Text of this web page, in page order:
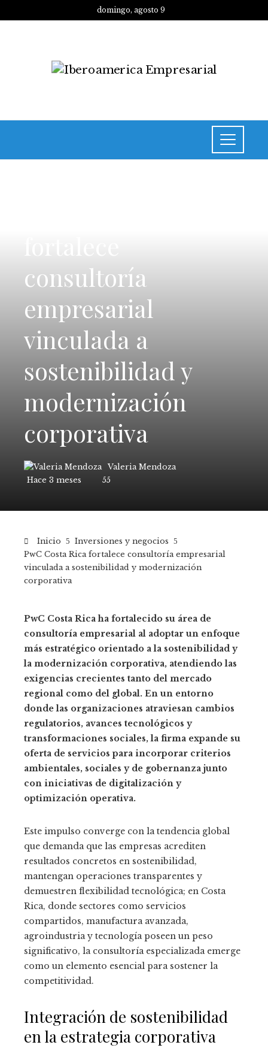
domingo, agosto 9
consultoría
empresarial
vinculada a
sostenibilidad y
modernización
corporativa
Valeria Mendoza
Hace 3 meses
55
Inicio
Inversiones y negocios
PwC Costa Rica fortalece consultoría empresarial
vinculada a sostenibilidad y modernización
corporativa
PwC Costa Rica ha fortalecido su área de
consultoría empresarial al adoptar un enfoque
más estratégico orientado a la sostenibilidad y
la modernización corporativa, atendiendo las
exigencias crecientes tanto del mercado
regional como del global. En un entorno
donde las organizaciones atraviesan cambios
regulatorios, avances tecnológicos y
transformaciones sociales, la firma expande su
oferta de servicios para incorporar criterios
ambientales, sociales y de gobernanza junto
con iniciativas de digitalización y
optimización operativa.
Este impulso converge con la tendencia global
que demanda que las empresas acrediten
resultados concretos en sostenibilidad,
mantengan operaciones transparentes y
demuestren flexibilidad tecnológica; en Costa
Rica, donde sectores como servicios
compartidos, manufactura avanzada,
agroindustria y tecnología poseen un peso
significativo, la consultoría especializada emerge
como un elemento esencial para sostener la
competitividad.
Integración de sostenibilidad
en la estrategia corporativa